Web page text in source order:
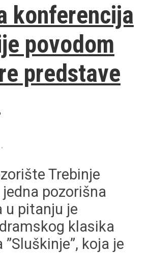
konferencija
povodom
predstave
Trebinje
pozorišna
u pitanju je
klasika
”Sluškinje”, koja je